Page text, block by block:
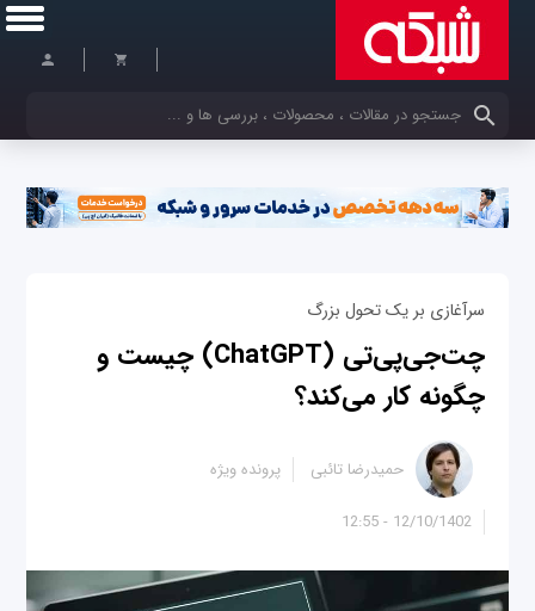
کلمات کلیدی خود را وارد کنید
سرآغازی بر یک تحول بزرگ
چت‌جی‌پی‌تی (ChatGPT) چیست و
چگونه کار می‌‌کند؟
12/10/1402 - 12:55
حمیدرضا تائبی پرونده ویژه